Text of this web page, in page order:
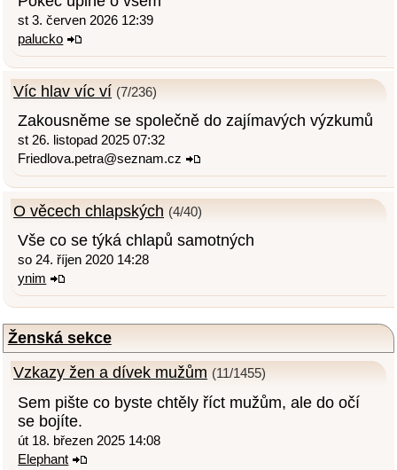
st 3. červen 2026 12:39
palucko
Víc hlav víc ví (7/236)
Zakousněme se společně do zajímavých výzkumů
st 26. listopad 2025 07:32
Friedlova.petra@seznam.cz
O věcech chlapských (4/40)
Vše co se týká chlapů samotných
so 24. říjen 2020 14:28
ynim
Ženská sekce
Vzkazy žen a dívek mužům (11/1455)
Sem pište co byste chtěly říct mužům, ale do očí
se bojíte.
út 18. březen 2025 14:08
Elephant